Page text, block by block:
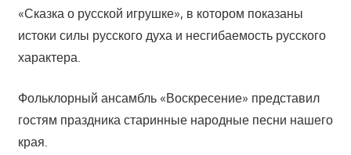
«Сказка о русской игрушке», в котором показаны
истоки силы русского духа и несгибаемость русского
характера.
Фольклорный ансамбль «Воскресение» представил
гостям праздника старинные народные песни нашего
края.